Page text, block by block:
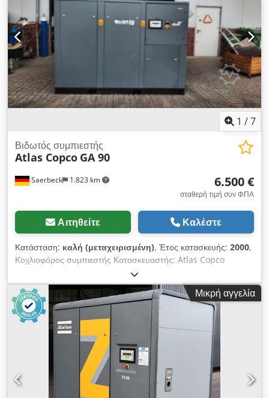
1 /7
Saerbeck 1.823 km
Βιδωτός συμπιεστής
Atlas Copco GA 90
6.500 €
σταθερή τιμή συν ΦΠΑ
Αιτηθείτε Καλέστε
Κατάσταση: καλή (μεταχειρισμένη), Έτος κατασκευής: 2000,
Κοχλιοφόρος συμπιεστής Κατασκευαστής: Atlas Copco
Csdpsvi E Uyofx Ah Tsha Τύπος: GA 90 Έτος κατασκευής:
2000 Ισχύς: 94 kW Μέγιστη πίεση: 10 bar Ταχύτητα: 1.487
στροφές ανά λεπτό
Μικρή αγγελία